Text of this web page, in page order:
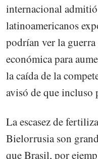
internacional
latinoamericanos
podrían ver la
económica para
la caída de la
avisó de que incluso
La escasez de
Bielorrusia son
que Brasil, por